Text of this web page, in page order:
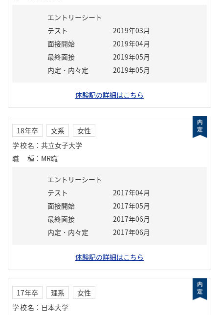
エントリーシート
テスト
2019年03月
面接開始
2019年04月
最終面接
2019年05月
内定・内々定
2019年05月
体験記の詳細はこちら
18年卒 文系
女性
学校名 ： 共立女子大学
職種 ： MR職
エントリーシート
テスト
2017年04月
面接開始
2017年05月
最終面接
2017年06月
内定・内々定
2017年06月
体験記の詳細はこちら
17年卒 理系
女性
学校名 ： 日本大学